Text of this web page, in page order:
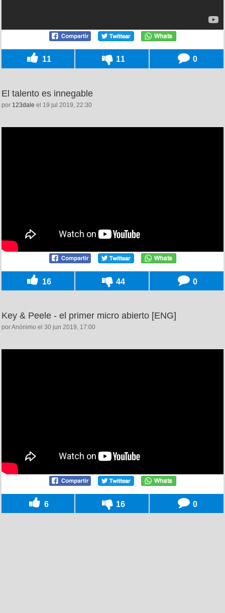
11 11 0
El talento es innegable
por 123dale el 19 jul 2019, 22:30
16 44 0
Key & Peele - el primer micro abierto [ENG]
por Anónimo el 30 jun 2019, 17:00
6 16 0